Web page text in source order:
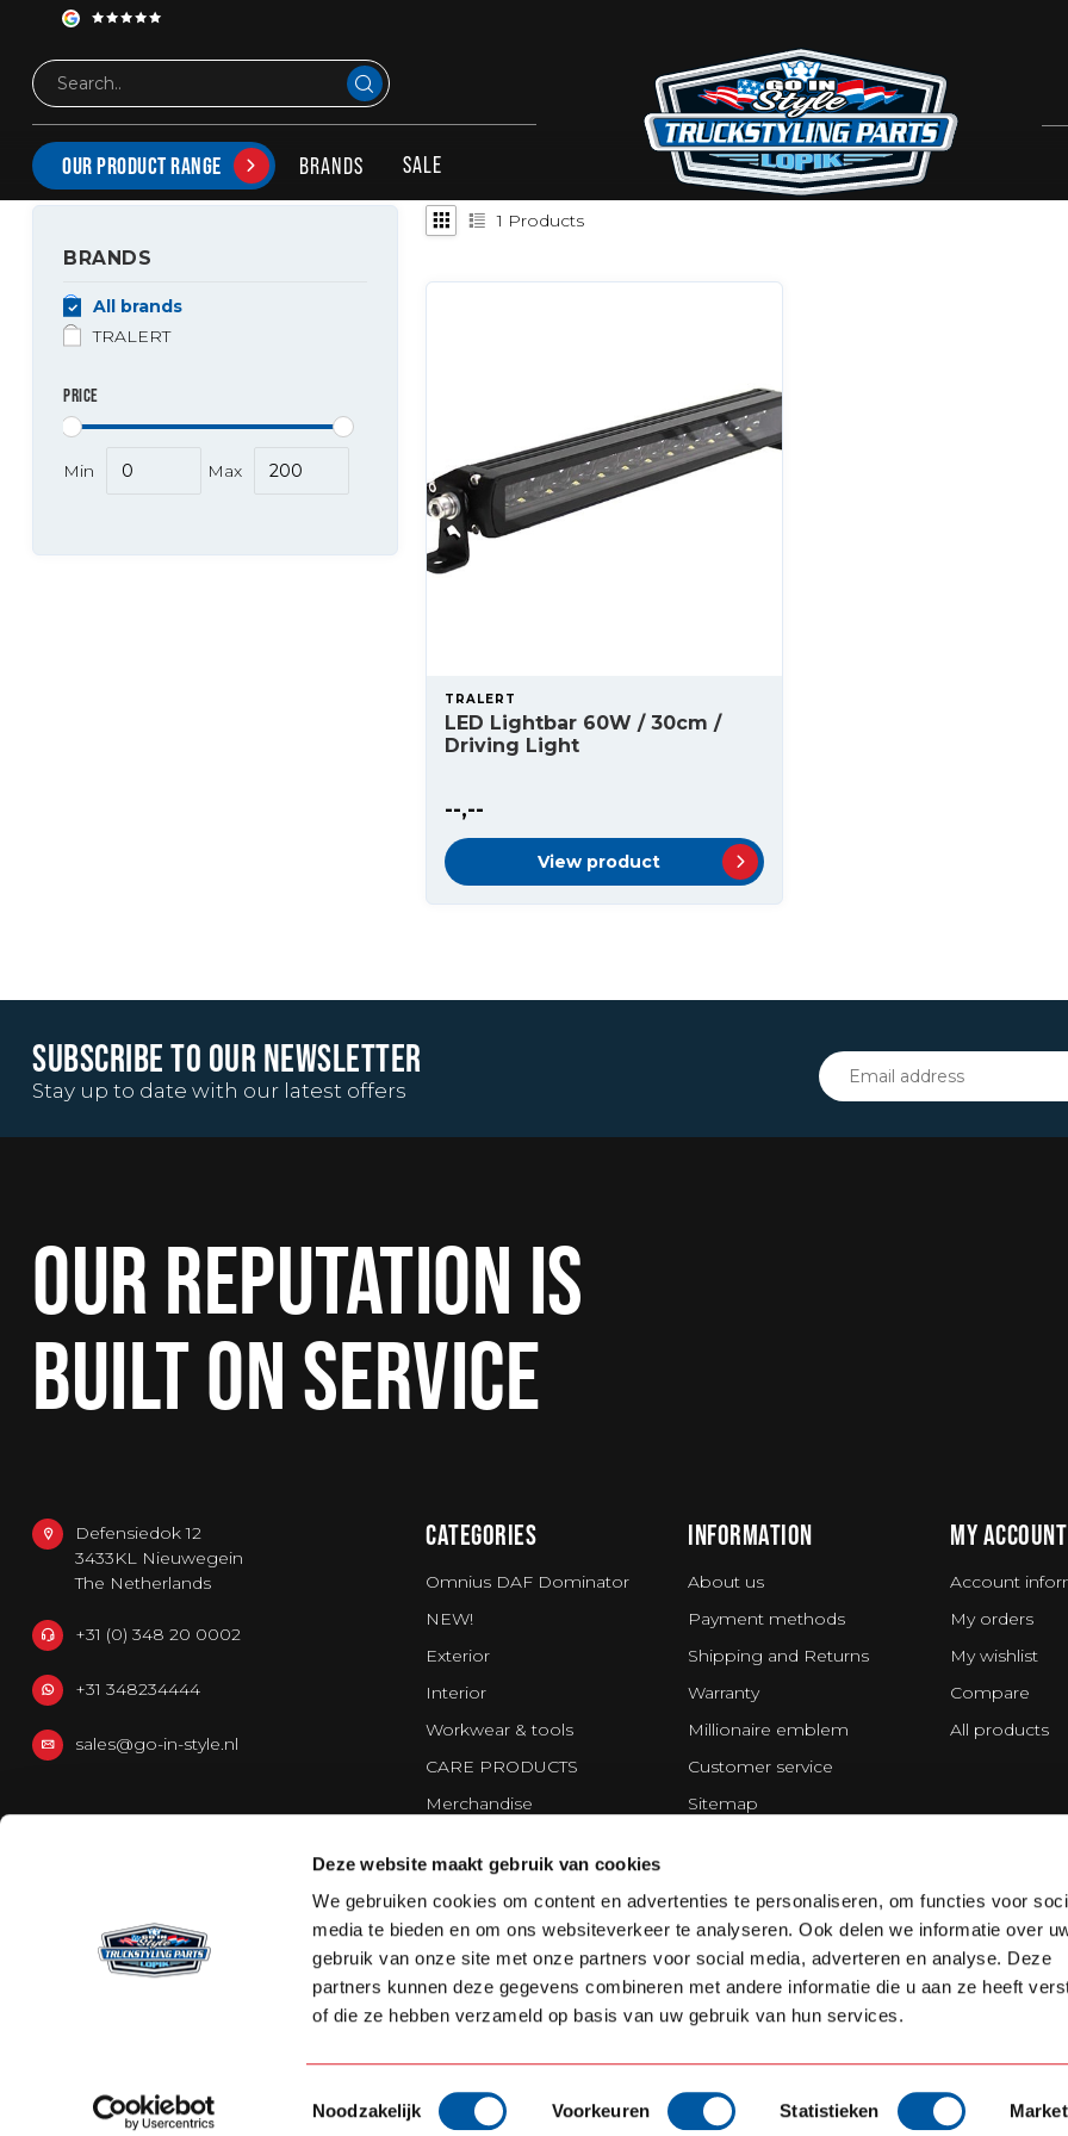
Deze website maakt gebruik van cookies
We gebruiken cookies om content en advertenties te personaliseren, om functies voor
media te bieden en om ons websiteverkeer te analyseren. Ook delen we informatie over
gebruik van onze site met onze partners voor social media, adverteren en analyse. Deze
partners kunnen deze gegevens combineren met andere informatie die u aan ze heeft
of die ze hebben verzameld op basis van uw gebruik van hun services.
Toestemmingsselectie
Noodzakelijk Voorkeuren Statistieken
OUR PRODUCT RANGE BRANDS SALE
PRODUCTS TAGGED WITH 53CM
BRANDS
All brands
TRALERT
PRICE
Min Max
1 Products
TRALERT
LED Lightbar 60W / 30cm /
Driving Light
--,--
View product
SUBSCRIBE TO OUR NEWSLETTER
Stay up to date with our latest offers
OUR REPUTATION IS
BUILT ON SERVICE
Defensiedok 12
3433KL Nieuwegein
The Netherlands
+31 (0) 348 20 0002
+31 348234444
sales@go-in-style.nl
CATEGORIES
Omnius DAF Dominator
NEW!
Exterior
Interior
Workwear & tools
CARE PRODUCTS
Merchandise
Strands Lighting Division
INFORMATION
About us
Payment methods
Shipping and Returns
Warranty
Millionaire emblem
Customer service
Sitemap
Terms and Conditions
Cookie policy
MY ACCOUNT
Account
My orders
My wishlist
Compare
All products